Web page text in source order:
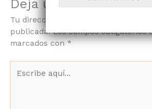
Deja un comentario
Tu dirección de correo electrónico
publicada. Los campos obligatorios
marcados con*
aquí...